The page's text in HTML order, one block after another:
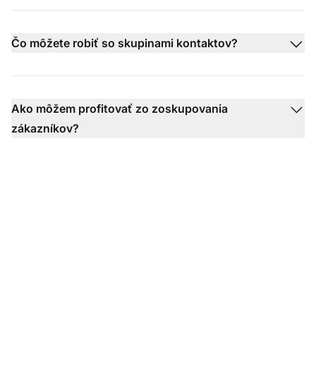
Čo môžete robiť so skupinami kontaktov?
Ako môžem profitovať zo zoskupovania
zákazníkov?